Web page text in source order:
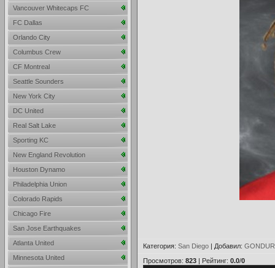
Категория: San Diego | Добавил:
Просмотров: 823 | Рейтинг: 0.0/0
Vancouver Whitecaps FC
FC Dallas
Orlando City
Columbus Crew
CF Montreal
Seattle Sounders
New York City
DC United
Real Salt Lake
Sporting KC
New England Revolution
Houston Dynamo
Philadelphia Union
Colorado Rapids
Chicago Fire
San Jose Earthquakes
Atlanta United
Minnesota United